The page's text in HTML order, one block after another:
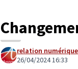
relation
26/04/2024 16:33